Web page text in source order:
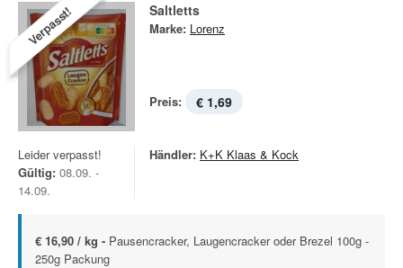
Verpasst! Saltletts
Marke: Lorenz
Preis: € 1,69
Leider verpasst!
Gültig: 08.09. -
14.09.
Händler: K+K Klaas & Kock
€ 16,90 / kg - Pausencracker, Laugencracker oder Brezel 100g -
250g Packung